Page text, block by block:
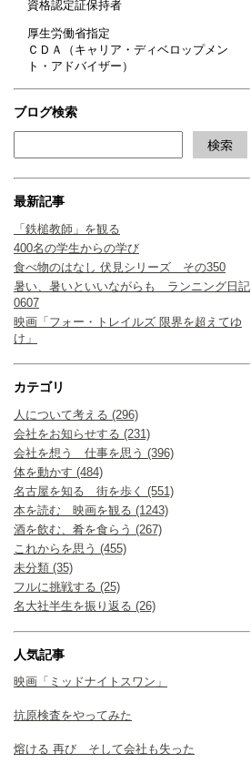
資格認定証保持者
厚生労働省指定
ＣＤＡ（キャリア・ディベロップメン
ト・アドバイザー）
ブログ検索
最新記事
「鉄槌教師」を観る
400名の学生からの学び
食べ物のはなし 伏見シリーズ その350
暑い、暑いといいながらも ランニング日記
0607
映画「フォー・トレイルズ 限界を超えてゆ
け」
カテゴリ
人について考える (296)
会社をお知らせする (231)
会社を想う 仕事を思う (396)
体を動かす (484)
名古屋を知る 街を歩く (551)
本を読む 映画を観る (1243)
酒を飲む、肴を食らう (267)
これからを思う (455)
未分類 (35)
フルに挑戦する (25)
名大社半生を振り返る (26)
人気記事
映画「ミッドナイトスワン」
抗原検査をやってみた
熔ける 再び そして会社も失った